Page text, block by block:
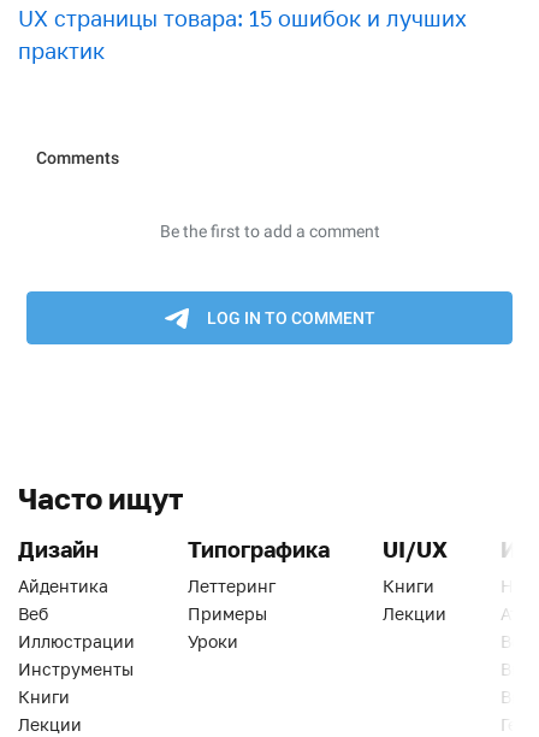
UX страницы товара: 15 ошибок и лучших
практик
Часто ищут
Дизайн
Айдентика
Веб
Иллюстрации
Инструменты
Книги
Лекции
Типографика
Леттеринг
Примеры
Уроки
UI/UX
Книги
Лекции
Веб